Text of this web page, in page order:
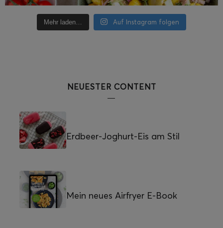
Mehr laden… Auf Instagram folgen
NEUESTER CONTENT
Erdbeer-Joghurt-Eis am Stil
Mein neues Airfryer E-Book